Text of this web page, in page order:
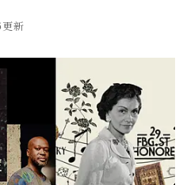
更新